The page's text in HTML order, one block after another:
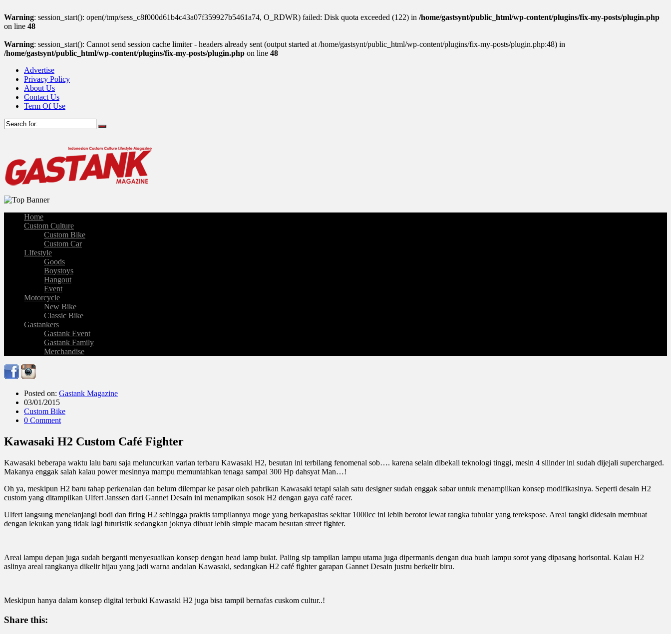
Warning: session_start(): open(/tmp/sess_c8f000d61b4c43a07f359927b5461a74, O_RDWR) failed: Disk quota exceeded (122) in /home/gastsynt/public_html/wp-content/plugins/fix-my-posts/plugin.php
on line 48
Warning: session_start(): Cannot send session cache limiter - headers already sent (output started at /home/gastsynt/public_html/wp-content/plugins/fix-my-posts/plugin.php:48) in
/home/gastsynt/public_html/wp-content/plugins/fix-my-posts/plugin.php on line 48
Advertise
Privacy Policy
About Us
Contact Us
Term Of Use
Home
Custom Culture
Custom Bike
Custom Car
LIfestyle
Goods
Boystoys
Hangout
Event
Motorcycle
New Bike
Classic Bike
Gastankers
Gastank Event
Gastank Family
Merchandise
Posted on: Gastank Magazine
03/01/2015
Custom Bike
0 Comment
Kawasaki H2 Custom Café Fighter
Kawasaki beberapa waktu lalu baru saja meluncurkan varian terbaru Kawasaki H2, besutan ini terbilang fenomenal sob…. karena selain dibekali teknologi tinggi, mesin 4 silinder ini sudah dijejali supercharged.
Makanya enggak salah kalau power mesinnya mampu memuntahkan tenaga sampai 300 Hp dahsyat Man…!
Oh ya, meskipun H2 baru tahap perkenalan dan belum dilempar ke pasar oleh pabrikan Kawasaki tetapi salah satu designer sudah enggak sabar untuk menampilkan konsep modifikasinya. Seperti desain H2
custom yang ditampilkan Ulfert Janssen dari Gannet Desain ini menampikan sosok H2 dengan gaya café racer.
Ulfert langsung menelanjangi bodi dan firing H2 sehingga praktis tampilannya moge yang berkapasitas sekitar 1000cc ini lebih berotot lewat rangka tubular yang terekspose. Areal tangki didesain membuat
dengan lekukan yang tidak lagi futuristik sedangkan joknya dibuat lebih simple macam besutan street fighter.
Areal lampu depan juga sudah berganti menyesuaikan konsep dengan head lamp bulat. Paling sip tampilan lampu utama juga dipermanis dengan dua buah lampu sorot yang dipasang horisontal. Kalau H2
aslinya areal rangkanya dikelir hijau yang jadi warna andalan Kawasaki, sedangkan H2 café fighter garapan Gannet Desain justru berkelir biru.
Meskipun hanya dalam konsep digital terbuki Kawasaki H2 juga bisa tampil bernafas cuskom cultur..!
Share this: